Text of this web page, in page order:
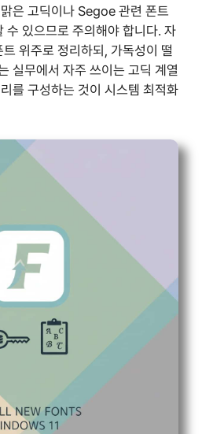
은 고딕이나 Segoe 관련 폰트
수 있으므로 주의해야 합니다. 자
위주로 정리하되, 가독성이 떨
실무에서 자주 쓰이는 고딕 계열
를 구성하는 것이 시스템 최적화